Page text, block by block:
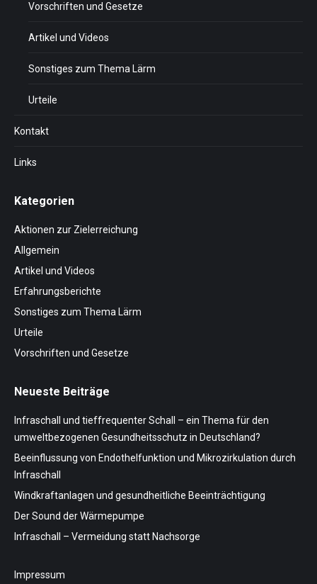
Vorschriften und Gesetze
Artikel und Videos
Sonstiges zum Thema Lärm
Urteile
Kontakt
Links
Kategorien
Aktionen zur Zielerreichung
Allgemein
Artikel und Videos
Erfahrungsberichte
Sonstiges zum Thema Lärm
Urteile
Vorschriften und Gesetze
Neueste Beiträge
Infraschall und tieffrequenter Schall – ein Thema für den
umweltbezogenen Gesundheitsschutz in Deutschland?
Beeinflussung von Endothelfunktion und Mikrozirkulation durch
Infraschall
Windkraftanlagen und gesundheitliche Beeinträchtigung
Der Sound der Wärmepumpe
Infraschall – Vermeidung statt Nachsorge
Impressum